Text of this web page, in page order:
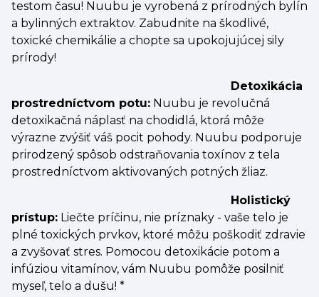
testom času! Nuubu je vyrobená z prírodných bylín
a bylinných extraktov. Zabudnite na škodlivé,
toxické chemikálie a chopte sa upokojujúcej sily
prírody!
Detoxikácia
prostredníctvom potu: Nuubu je revolučná
detoxikačná náplasť na chodidlá, ktorá môže
výrazne zvýšiť váš pocit pohody. Nuubu podporuje
prirodzený spôsob odstraňovania toxínov z tela
prostredníctvom aktivovaných potných žliaz.
Holistický
prístup: Liečte príčinu, nie príznaky - vaše telo je
plné toxických prvkov, ktoré môžu poškodiť zdravie
a zvyšovať stres. Pomocou detoxikácie potom a
infúziou vitamínov, vám Nuubu pomôže posilniť
myseľ, telo a dušu! *